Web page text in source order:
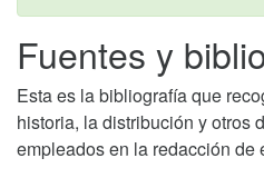
Fuentes y
Esta es la bibliografía que
historia, la distribución y otros
empleados en la redacción de